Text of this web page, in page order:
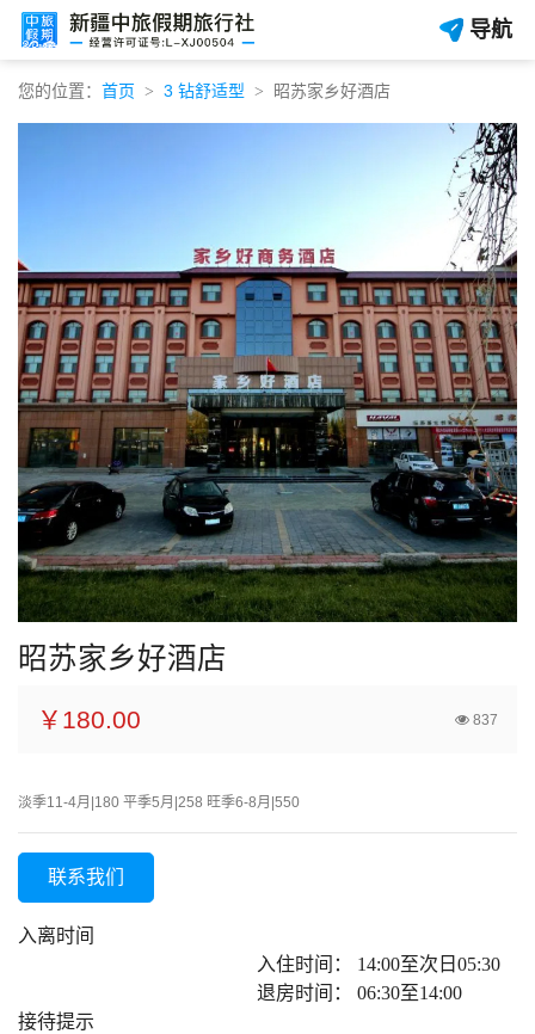
导航
您的位置： 首页 3 钻舒适型 昭苏家乡好酒店
昭苏家乡好酒店
￥180.00 837
淡季11-4月|180 平季5月|258 旺季6-8月|550
联系我们
入离时间
入住时间： 14:00至次日05:30
退房时间： 06:30至14:00
接待提示